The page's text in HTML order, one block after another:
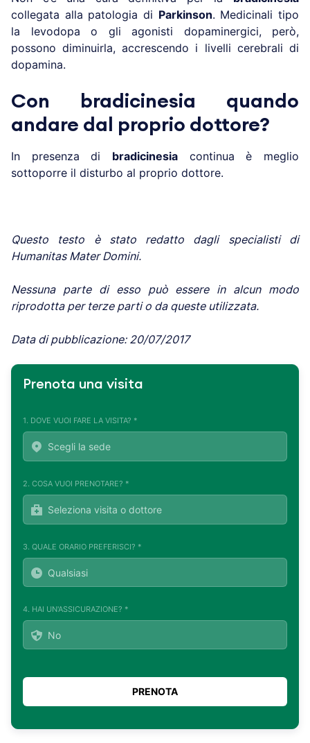
collegata alla patologia di Parkinson. Medicinali tipo
la levodopa o gli agonisti dopaminergici, però,
possono diminuirla, accrescendo i livelli cerebrali di
dopamina.
Con bradicinesia quando
andare dal proprio dottore?
In presenza di bradicinesia continua è meglio
sottoporre il disturbo al proprio dottore.
Questo testo è stato redatto dagli specialisti di
Humanitas Mater Domini.
Nessuna parte di esso può essere in alcun modo
riprodotta per terze parti o da queste utilizzata.
Data di pubblicazione: 20/07/2017
Prenota una visita
1. DOVE VUOI FARE LA VISITA? *
2. COSA VUOI PRENOTARE? *
3. QUALE ORARIO PREFERISCI? *
4. HAI UN'ASSICURAZIONE? *